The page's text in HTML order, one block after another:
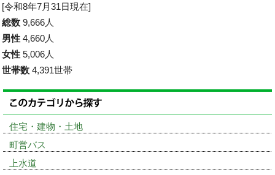
[令和8年7月31日現在]
総数 9,666人
男性 4,660人
女性 5,006人
世帯数 4,391世帯
住宅・建物・土地
町営バス
上水道